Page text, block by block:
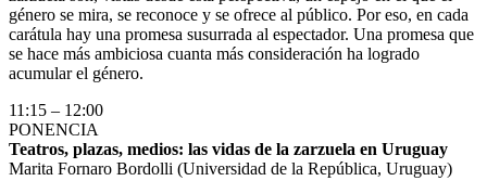
género se mira, se reconoce y se ofrece al público. Por eso, en cada
carátula hay una promesa susurrada al espectador. Una promesa que
se hace más ambiciosa cuanta más consideración ha logrado
acumular el género.
11:15 – 12:00
PONENCIA
Teatros, plazas, medios: las vidas de la zarzuela en Uruguay
Marita Fornaro Bordolli (Universidad de la República, Uruguay)